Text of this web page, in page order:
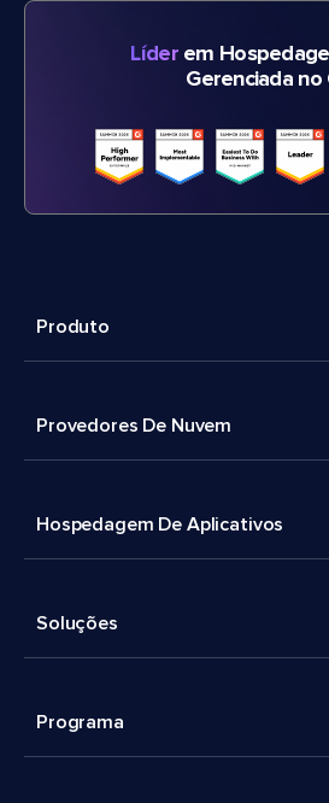
Líderem
Gerenciada no
Produto
Provedores De Nuvem
Hospedagem De Aplicativos
Soluções
Programa